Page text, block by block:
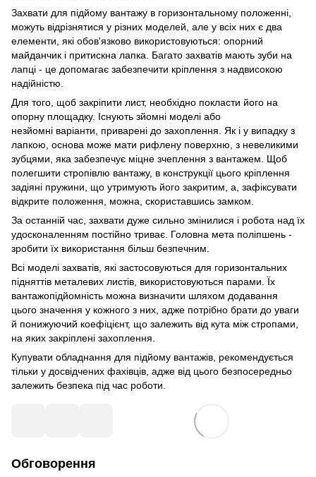
Захвати для підйому вантажу в горизонтальному положенні,
можуть відрізнятися у різних моделей, але у всіх них є два
елементи, які обов'язково використовуються: опорний
майданчик і притискна лапка. Багато захватів мають зуби на
лапці - це допомагає забезпечити кріплення з надвисокою
надійністю.
Для того, щоб закріпити лист, необхідно покласти його на
опорну площадку. Існують зйомні моделі або
незйомні варіанти, приварені до захоплення. Як і у випадку з
лапкою, основа може мати рифлену поверхню, з невеликими
зубцями, яка забезпечує міцне зчеплення з вантажем. Щоб
полегшити стропівлю вантажу, в конструкції цього кріплення
задіяні пружини, що утримують його закритим, а, зафіксувати
відкрите положення, можна, скориставшись замком.
За останній час, захвати дуже сильно змінилися і робота над їх
удосконаленням постійно триває. Головна мета поліпшень -
зробити їх використання більш безпечним.
Всі моделі захватів, які застосовуються для горизонтальних
підняттів металевих листів, використовуються парами. Їх
вантажопідйомність можна визначити шляхом додавання
цього значення у кожного з них, адже потрібно брати до уваги
й понижуючий коефіцієнт, що залежить від кута між стропами,
на яких закріплені захоплення.
Купувати обладнання для підйому вантажів, рекомендується
тільки у досвідчених фахівців, адже від цього безпосередньо
залежить безпека під час роботи.
Обговорення